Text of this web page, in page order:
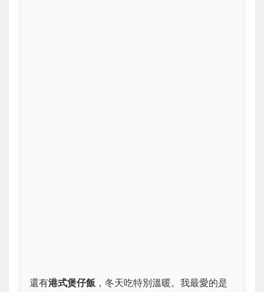
還有港式煲仔飯 ，冬天吃特別溫暖。我最愛的是